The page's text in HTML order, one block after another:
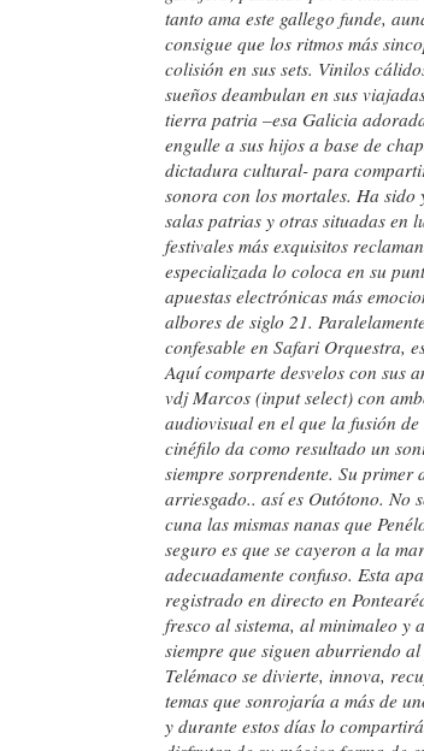
tanto ama este gallego funde,
consigue que los ritmos más
colisión en sus sets. Vinilos
sueños deambulan en sus
tierra patria –esa Galicia
engulle a sus hijos a base de
dictadura cultural- para
sonora con los mortales. Ha sido
salas patrias y otras situadas en
festivales más exquisitos
especializada lo coloca en su
apuestas electrónicas más
albores de siglo 21.
confesable en Safari Orquestra,
Aquí comparte desvelos con sus
vdj Marcos (input select) con
audiovisual en el que la fusión
cinéfilo da como resultado un
siempre sorprendente. Su primer
arriesgado.. así es Outótono. No
cuna las mismas nanas que
seguro es que se cayeron a la
adecuadamente confuso. Esta
registrado en directo en
fresco al sistema, al minimaleo y
siempre que siguen aburriendo
Telémaco se divierte, innova,
temas que sonrojaría a más de
y durante estos días lo